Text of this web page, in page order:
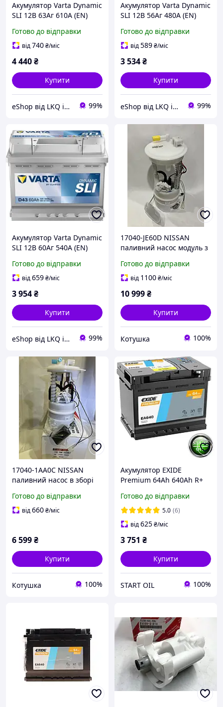
Акумулятор Varta Dynamic
SLI 12В 63Аг 610А (EN)
Готово до відправки
від740₴/міс
4 440₴
Купити
eShop від LKQ інтернет-магазин автозапчастин 99%
Акумулятор Varta Dynamic
SLI 12В 56Аг 480А (EN)
Готово до відправки
від589₴/міс
3 534₴
Купити
eShop від LKQ інтернет-магазин автозапчастин 99%
Акумулятор Varta Dynamic
SLI 12В 60Аг 540А (EN)
Готово до відправки
від659₴/міс
3 954₴
Купити
eShop від LKQ інтернет-магазин автозапчастин 99%
17040-JE60D NISSAN
паливний насос модуль з
17040JE60A Nissan X-TraiL
Qashqai Renault Koleos
Готово до відправки
від 1100₴/міс
10 999₴
Купити
Котушка 100%
17040-1AA0C NISSAN
паливний насос в зборі
новий
Готово до відправки
від660₴/міс
6 599₴
Купити
Котушка 100%
Акумулятор EXIDE
Premium 64Аh 640Ah R+
Готово до відправки
5.0 (6)
від625₴/міс
3 751 ₴
Купити
START OIL 100%